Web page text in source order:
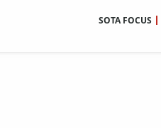
SOTA FOCUS